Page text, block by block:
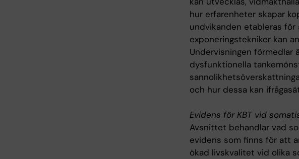
hur erfarenheter skapar
undvikanden etableras
exponeringstekniker kan
Undervisningen förmedlar
dysfunktionella
och hur dessa kan
Evidens för KBT vid
Avsnittet behandlar vad
evidens som finns för att
ökad livskvalitet vid olika